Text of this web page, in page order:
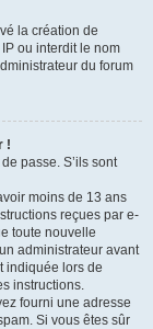
la création de
ou interdit le nom
du forum
!
passe. S’ils sont
moins de 13 ans
reçues par e-
toute nouvelle
administrateur avant
indiquée lors de
instructions.
fourni une adresse
Si vous êtes sûr